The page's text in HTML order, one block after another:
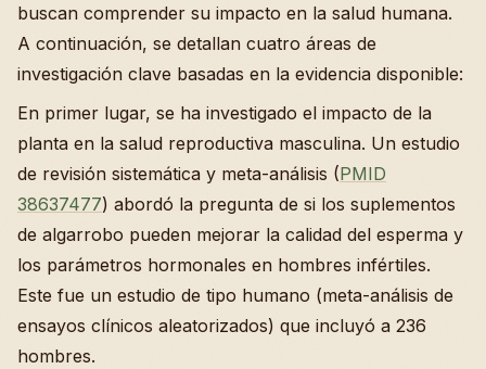
buscan comprender su impacto en la salud humana.
A continuación, se detallan cuatro áreas de
investigación clave basadas en la evidencia disponible:
En primer lugar, se ha investigado el impacto de la
planta en la salud reproductiva masculina. Un estudio
de revisión sistemática y meta-análisis (PMID
38637477) abordó la pregunta de si los suplementos
de algarrobo pueden mejorar la calidad del esperma y
los parámetros hormonales en hombres infértiles.
Este fue un estudio de tipo humano (meta-análisis de
ensayos clínicos aleatorizados) que incluyó a 236
hombres.